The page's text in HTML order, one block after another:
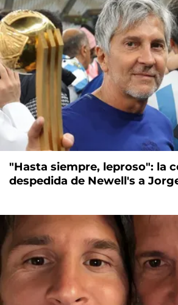
"Hasta siempre, leproso": la
despedida de Newell's a